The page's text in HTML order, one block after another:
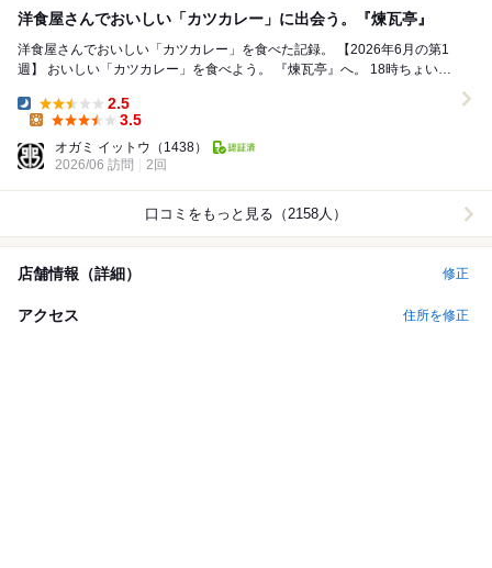
洋食屋さんでおいしい「カツカレー」に出会う。『煉瓦亭』
洋食屋さんでおいしい「カツカレー」を食べた記録。 【2026年6月の第1
週】 おいしい「カツカレー」を食べよう。 『煉瓦亭』へ。 18時ちょいと
Dinner:
2.5
3.5
オガミ イットウ （1438）
2026/06 訪問
2回
口コミをもっと見る（2158人）
店舗情報（詳細） 修正
アクセス 住所を修正